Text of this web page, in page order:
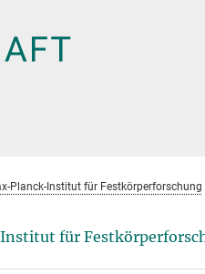
Planck-Institut für Festkörperforschung
für